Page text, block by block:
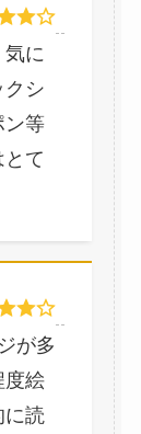
に
クシ
ン等
て
が多
度絵
に読